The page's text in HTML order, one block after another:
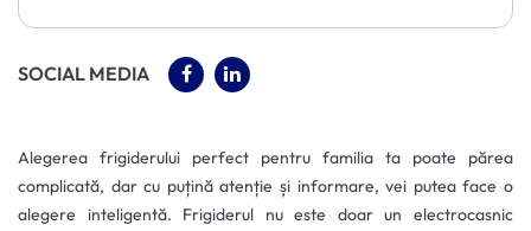
SOCIAL MEDIA (OPENS IN A NEW TAB)
(OPENS IN A NEW TAB)
Alegerea frigiderului perfect pentru familia ta poate părea
complicată, dar cu puțină atenție și informare, vei putea face o
alegere inteligentă. Frigiderul nu este doar un electrocasnic